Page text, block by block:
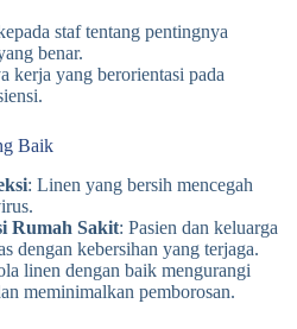
staf tentang pentingnya
benar.
kerja yang berorientasi pada
Baik
: Linen yang bersih mencegah
Rumah Sakit: Pasien dan keluarga
dengan kebersihan yang terjaga.
linen dengan baik mengurangi
meminimalkan pemborosan.